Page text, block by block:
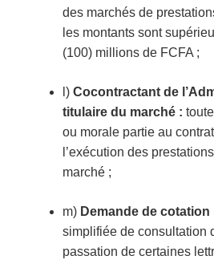
des marchés de
les montants sont
(100) millions de FCFA ;
l) Cocontractant de
titulaire du marché :
ou morale partie au
l’exécution des
marché ;
m) Demande de cotation
simplifiée de consultation
passation de certaines